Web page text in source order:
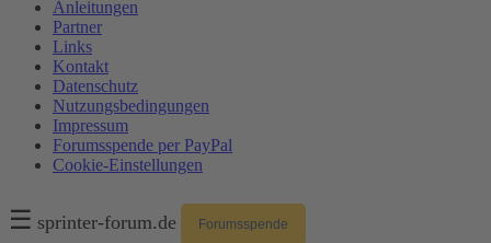
Anleitungen
Partner
Links
Kontakt
Datenschutz
Nutzungsbedingungen
Impressum
Forumsspende per PayPal
Cookie-Einstellungen
☰ sprinter-forum.de Forumsspende